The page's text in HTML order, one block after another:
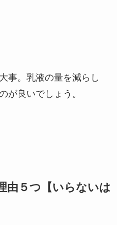
事。 乳液の量を減らし
が良いでしょう。
由５つ【いらないは